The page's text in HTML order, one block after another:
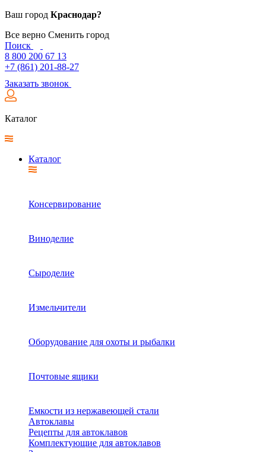
Ваш город Краснодар?
Все верно Сменить город
Поиск
8 800 200 67 13
+7 (861) 201-88-27
Заказать звонок
Каталог
Каталог
Консервирование
Виноделие
Сыроделие
Измельчители
Оборудование для охоты и рыбалки
Почтовые ящики
Емкости из нержавеющей стали
Автоклавы
Рецепты для автоклавов
Комплектующие для автоклавов